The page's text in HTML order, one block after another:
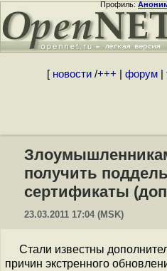
Профиль:
[ новости/+++ форум|
получить
сертификаты
23.03.2011 17:04 (MSK)
Стали известны
причин экстренного